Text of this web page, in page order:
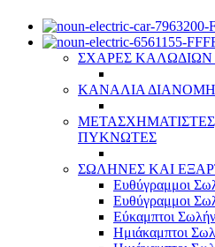
ΣΧΑΡΕΣ
ΚΑΝΑΛΙΑ
ΠΥΚΝΩΤΕΣ
ΣΩΛΗΝΕΣ ΚΑΙ
Ευθύγραμμοι
Ευθύγραμμοι
Εύκαμπτοι
Ημιάκαμπτοι